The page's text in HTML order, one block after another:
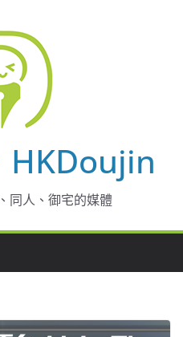
HKDoujin
同人、御宅的媒體